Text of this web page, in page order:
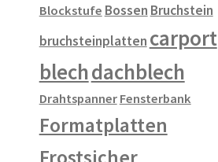
Blockstufe Bossen Bruchstein
bruchsteinplatten carport
blechdachblech
Drahtspanner Fensterbank
Formatplatten
Frostsicher